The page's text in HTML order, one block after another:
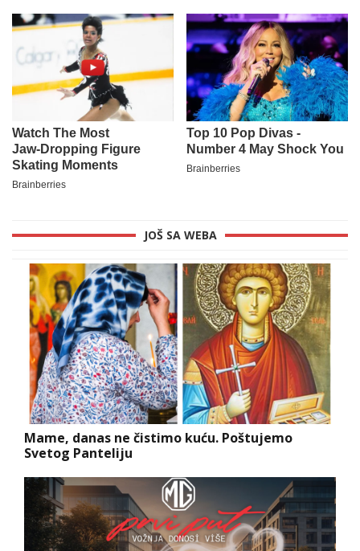
JOŠ SA WEBA
Mame, danas ne čistimo kuću. Poštujemo
Svetog Panteliju